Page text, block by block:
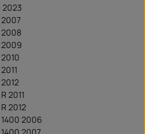
2023
2008
2009
2011
2012
2006